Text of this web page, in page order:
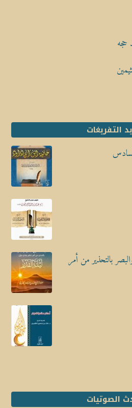
حجه
التفريغات
بالتحذير من أمر
الصوتيات